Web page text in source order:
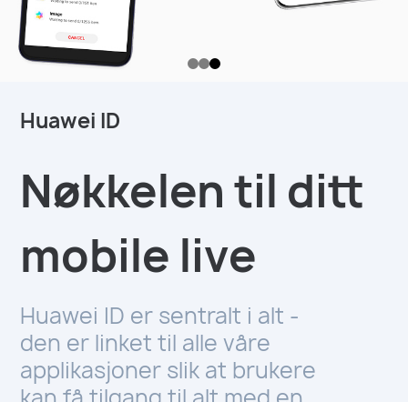
Huawei ID
Nøkkelen til ditt
mobile live
Huawei ID er sentralt i alt -
den er linket til alle våre
applikasjoner slik at brukere